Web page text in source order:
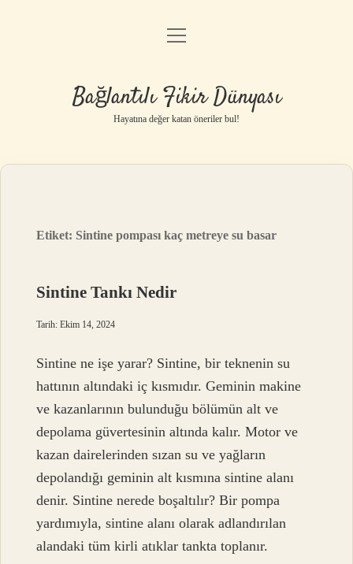
Anasayfa
Yasal Uyarı
menüyü
Bağlantılı Fikir Dünyası
Hayatına değer katan öneriler bul!
Etiket: Sintine pompası kaç metreye su basar
Sintine Tankı Nedir
Tarih: Ekim 14, 2024
Sintine ne işe yarar? Sintine, bir teknenin su
hattının altındaki iç kısmıdır. Geminin makine
ve kazanlarının bulunduğu bölümün alt ve
depolama güvertesinin altında kalır. Motor ve
kazan dairelerinden sızan su ve yağların
depolandığı geminin alt kısmına sintine alanı
denir. Sintine nerede boşaltılır? Bir pompa
yardımıyla, sintine alanı olarak adlandırılan
alandaki tüm kirli atıklar tankta toplanır.